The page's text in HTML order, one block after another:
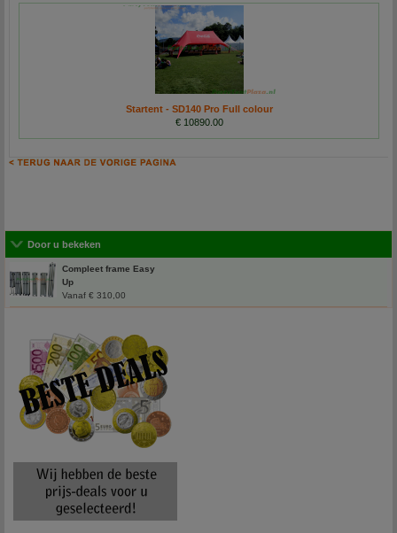
Startent - SD140 Pro Full colour
€ 10890.00
Door u bekeken
Compleet frame Easy
Up
Vanaf € 310,00